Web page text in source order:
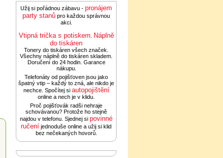
Užij si pořádnou zábavu - pronájem
party stanů pro každou správnou
akci.
Vtipná trička s potiskem Náplně
do tiskáren
Tonery do tiskáren všech značek.
Všechny náplně do tiskáren skladem.
Doručení do 24 hodin. Garance
nákupu.
Telefonáty od pojišťoven jsou jako
špatný vtip – každý to zná, ale nikdo je
nechce. Spočítej si autopojištění
online a nech je v klidu.
Proč pojišťovák radši nehraje
schovávanou? Protože ho stejně
najdou v telefonu. Sjednej si povinné
ručení jednoduše online a užij si klid
bez nečekaných hovorů.